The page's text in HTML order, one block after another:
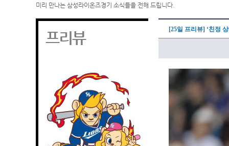
미리 만나는 삼성라이온즈경기 소식들을 전해 드립니다.
프리뷰 [25일 프리뷰] ‘친정